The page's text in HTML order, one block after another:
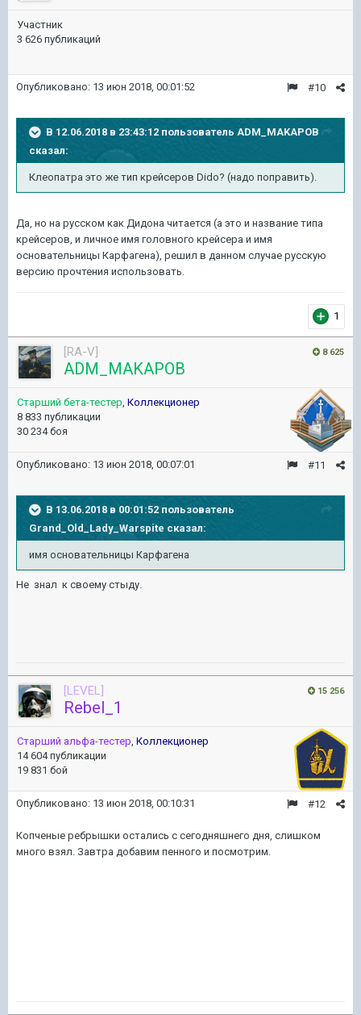
Участник
3 626 публикаций
#10
Опубликовано: 13 июн 2018, 00:01:52
В 12.06.2018 в 23:43:12 пользователь ADM_MAKAPOB
сказал:
Клеопатра это же тип крейсеров Dido? (надо поправить).
Да, но на русском как Дидона читается (а это и название типа
крейсеров, и личное имя головного крейсера и имя
основательницы Карфагена), решил в данном случае русскую
версию прочтения использовать.
1
8 625
[RA-V]
ADM_MAKAPOB
Старший бета-тестер, Коллекционер
8 833 публикации
30 234 боя
#11
Опубликовано: 13 июн 2018, 00:07:01
В 13.06.2018 в 00:01:52 пользователь
Grand_Old_Lady_Warspite сказал:
имя основательницы Карфагена
Не знал к своему стыду.
15 256
[LEVEL]
Rebel_1
Старший альфа-тестер, Коллекционер
14 604 публикации
19 831 бой
#12
Опубликовано: 13 июн 2018, 00:10:31
Копченые ребрышки остались с сегодняшнего дня, слишком
много взял. Завтра добавим пенного и посмотрим.